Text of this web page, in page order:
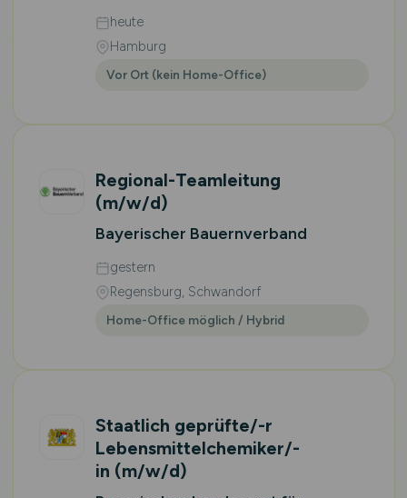
heute
Hamburg
Vor Ort (kein Home-Office)
Regional-Teamleitung
(m/w/d)
Bayerischer Bauernverband
gestern
Regensburg, Schwandorf
Home-Office möglich / Hybrid
Staatlich geprüfte/-r
Lebensmittelchemiker/-
in (m/w/d)